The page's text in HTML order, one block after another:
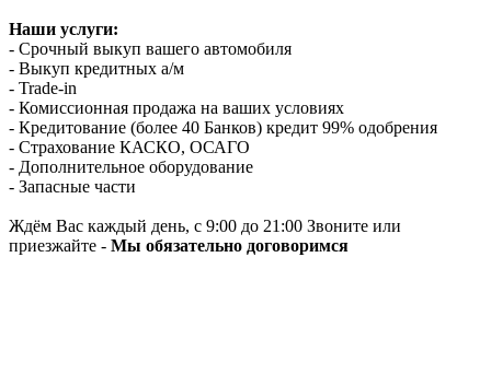
Наши услуги:
- Срочный выкуп вашего автомобиля
- Выкуп кредитных а/м
- Trade-in
- Комиссионная продажа на ваших условиях
- Кредитование (более 40 Банков) кредит 99% одобрения
- Страхование КАСКО, ОСАГО
- Дополнительное оборудование
- Запасные части
Ждём Вас каждый день, с 9:00 до 21:00 Звоните или
приезжайте - Мы обязательно договоримся